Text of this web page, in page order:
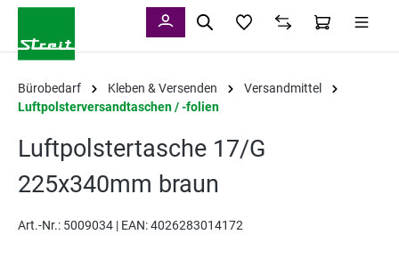
Bürobedarf Kleben & Versenden
Versandmittel
Luftpolsterversandtaschen / -folien
Luftpolstertasche 17/G
225x340mm braun
Art.-Nr.: 5009034 | EAN: 4026283014172